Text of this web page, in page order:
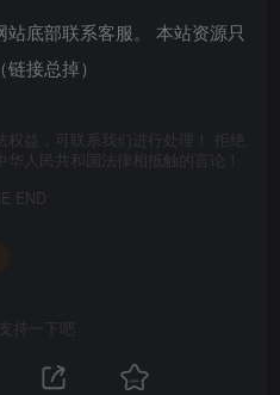
底部联系客服。 本站资源只
接总掉）
益，可联系我们进行处理！ 拒绝
人民共和国法律相抵触的言论！
END
持一下吧